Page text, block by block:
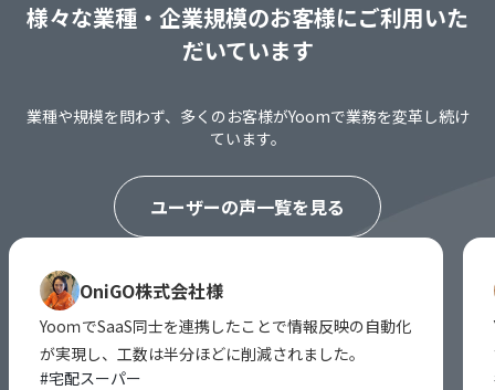
様々な業種・企業規模のお客様にご利用いた
だいています
業種や規模を問わず、多くのお客様がYoomで業務を変革し続け
ています。
ユーザーの声一覧を見る
OniGO株式会社様
YooｍでSaaS同士を連携したことで情報反映の自動化
が実現し、工数は半分ほどに削減されました。
#宅配スーパー